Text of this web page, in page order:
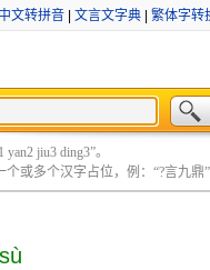
中文转拼音 文言文字典 繁体字转
jiu3 ding3”。
或多个汉字占位，例：“?言九鼎”